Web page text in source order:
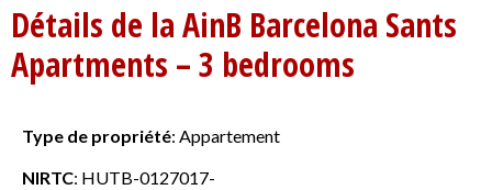
Détails de la AinB Barcelona Sants
Apartments – 3 bedrooms
Type de propriété: Appartement
NIRTC: HUTB-0127017-